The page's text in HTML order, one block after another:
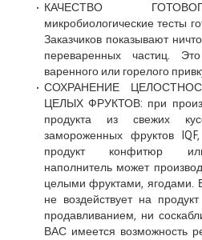
КАЧЕСТВО
микробиологические тесты
Заказчиков показывают
переваренных частиц.
варенного или горелого
СОХРАНЕНИЕ
ЦЕЛЫХ ФРУКТОВ: при
продукта из свежих
замороженных фруктов
продукт конфитюр
наполнитель может
целыми фруктами,
не воздействует на
продавливанием, ни
ВАС имеется возможность